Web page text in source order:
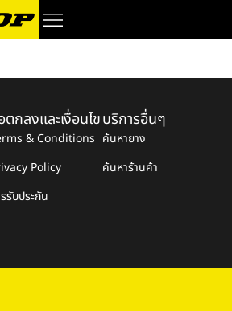
ตกลงและเงื่อนไข
& Conditions
Policy
รับประกัน
บริการอื่นๆ
ค้นหายาง
ค้นหาร้านค้า